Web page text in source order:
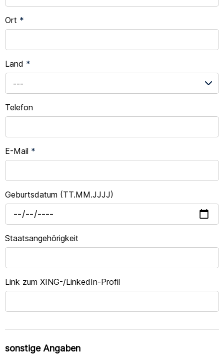
Ort *
Land *
---
Telefon
E-Mail *
Geburtsdatum (TT.MM.JJJJ)
Staatsangehörigkeit
Link zum XING-/LinkedIn-Profil
sonstige Angaben